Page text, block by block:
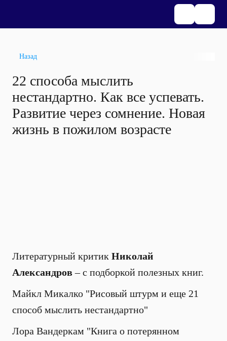
Назад
22 способа мыслить
нестандартно. Как все успевать.
Развитие через сомнение. Новая
жизнь в пожилом возрасте
Литературный критик Николай
Александров– с подборкой полезных книг.
Майкл Микалко "Рисовый штурм и еще 21
способ мыслить нестандартно"
Лора Вандеркам "Книга о потерянном